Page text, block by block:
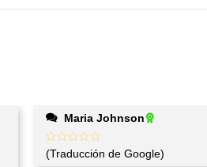
Maria Johnson
(Traducción de Google)